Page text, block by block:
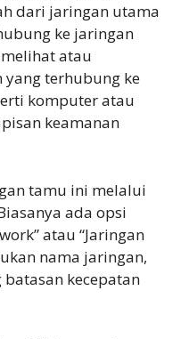
dari jaringan utama
ke jaringan
atau
yang terhubung ke
komputer atau
keamanan
tamu ini melalui
ada opsi
atau “Jaringan
nama jaringan,
kecepatan